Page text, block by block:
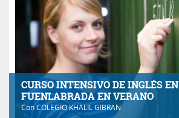
CURSO INTENSIVO DE INGLÉS EN
FUENLABRADA EN VERANO
ConCOLEGIO KHALIL GIBRAN